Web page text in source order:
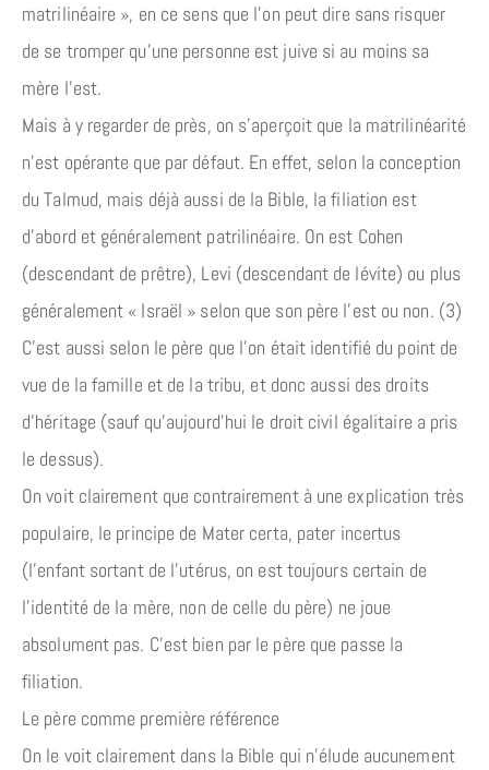
matrilinéaire », en ce sens que l’on peut dire sans risquer
de se tromper qu’une personne est juive si au moins sa
mère l’est.
Mais à y regarder de près, on s’aperçoit que la matrilinéarité
n’est opérante que par défaut. En effet, selon la conception
du Talmud, mais déjà aussi de la Bible, la filiation est
d’abord et généralement patrilinéaire. On est Cohen
(descendant de prêtre), Levi (descendant de lévite) ou plus
généralement « Israël » selon que son père l’est ou non. (3)
C’est aussi selon le père que l’on était identifié du point de
vue de la famille et de la tribu, et donc aussi des droits
d’héritage (sauf qu’aujourd’hui le droit civil égalitaire a pris
le dessus).
On voit clairement que contrairement à une explication très
populaire, le principe de Mater certa, pater incertus
(l’enfant sortant de l’utérus, on est toujours certain de
l’identité de la mère, non de celle du père) ne joue
absolument pas. C’est bien par le père que passe la
filiation.
Le père comme première référence
On le voit clairement dans la Bible qui n’élude aucunement